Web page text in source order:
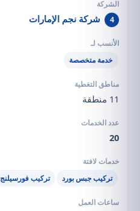
4 شركة نجم الإمارات
خدمة متخصصة
11 منطقة
20
تركيب جبس بورد تركيب فورسيلنج